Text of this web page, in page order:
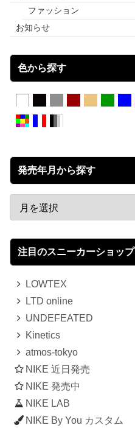
ファッション
お知らせ
色から探す
発売年月から探す
注目のスニーカーショップ
LOWTEX
LTD online
UNDEFEATED
Kinetics
atmos-tokyo
NIKE 近日発売
NIKE 発売中
NIKE LAB
NIKE By You カスタム